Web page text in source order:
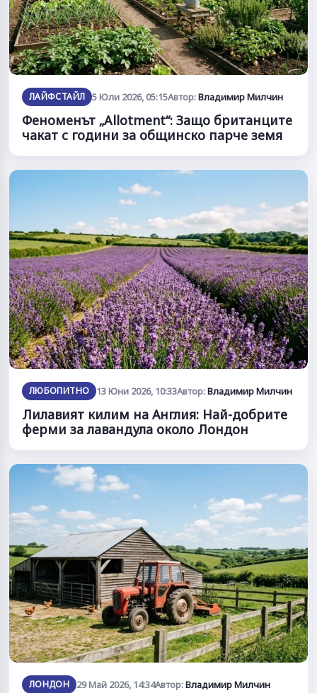
ЛАЙФСТАЙЛ 5 Юли 2026, 05:15Автор:Владимир Милчин
Феноменът „Allotment“: Защо британците
чакат с години за общинско парче земя
ЛЮБОПИТНО 13 Юни 2026, 10:33Автор:Владимир Милчин
Лилавият килим на Англия: Най-добрите
ферми за лавандула около Лондон
ЛОНДОН 29 Май 2026, 14:34Автор:Владимир Милчин